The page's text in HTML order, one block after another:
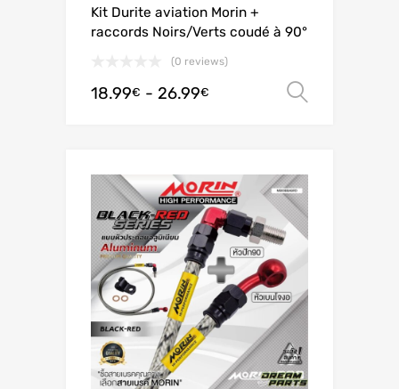
Kit Durite aviation Morin +
raccords Noirs/Verts coudé à 90°
(0 reviews)
18.99€ - 26.99€